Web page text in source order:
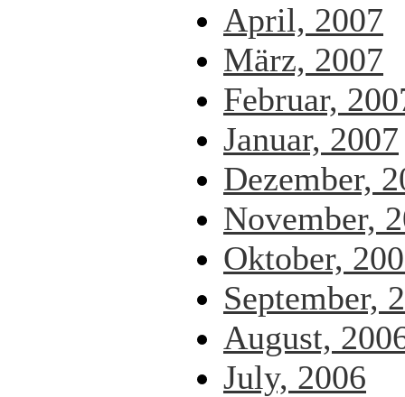
April, 2007
März, 2007
Februar,
Januar, 2007
Dezember,
November,
Oktober,
September,
August,
July, 2006